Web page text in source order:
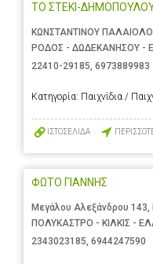
ΤΟ ΣΤΕΚΙ-
ΚΩΝΣΤΑΝΤΙΝΟΥ
ΡΟΔΟΣ - ΔΩΔΕΚΑΝΗΣΟΥ -
22410-29185, 6973889983
Κατηγορία: Παιχνίδια /
ΙΣΤΟΣΕΛΙΔΑ
ΦΩΤΟ ΓΙΑΝΝΗΣ
Μεγάλου Αλεξάνδρου
ΠΟΛΥΚΑΣΤΡΟ - ΚΙΛΚΙΣ -
2343023185 6944247590